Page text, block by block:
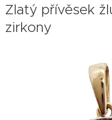
Zlatý přívěsek
zirkony